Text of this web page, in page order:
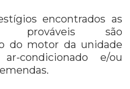
encontrados as
prováveis são
do motor da unidade
condicionado e/ou